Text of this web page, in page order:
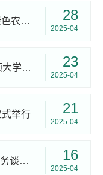
2025年企业“走出去”系列培训暨绿色农业产业投资说明会成功举办 28
2025-04
南农青年对话非洲田野：在埃格顿大学孔子学院共耕中非合作沃土 23
2025-04
式举行 21
2025-04
我院代表队晋级第五届MIB国际商务谈判赛复赛 16
2025-04